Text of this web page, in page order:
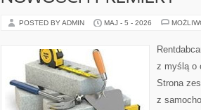
POSTED BY ADMIN MAJ - 5 - 2026
z myślą o
Strona
z